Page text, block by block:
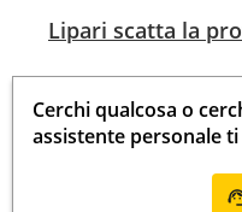
Lipari scatta la
Cerchi qualcosa o
assistente personale